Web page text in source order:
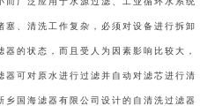
、清洗工作复杂，必须对设备进行拆卸
的状态，而且受人为因素影响比较大，
可对原水进行过滤并自动对滤芯进行清
国海滤器有限公司设计的自清洗过滤器